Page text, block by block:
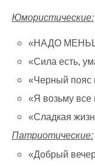
Юмористические:
«НАДО
«Сила есть,
«Черный пояс
«Я возьму все
«Сладкая
Патриотические:
«Добрый